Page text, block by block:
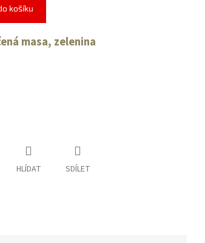
košíku
masa, zelenina
HLÍDAT SDÍLET